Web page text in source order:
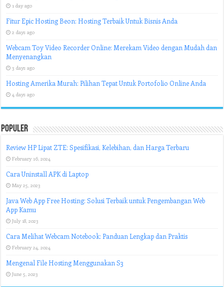
1 day ago
Fitur Epic Hosting Beon: Hosting Terbaik Untuk Bisnis Anda
2 days ago
Webcam Toy Video Recorder Online: Merekam Video dengan Mudah dan
Menyenangkan
3 days ago
Hosting Amerika Murah: Pilihan Tepat Untuk Portofolio Online Anda
4 days ago
Populer
Review HP Lipat ZTE: Spesifikasi, Kelebihan, dan Harga Terbaru
February 16, 2024
Cara Uninstall APK di Laptop
May 25, 2023
Java Web App Free Hosting: Solusi Terbaik untuk Pengembangan Web
App Kamu
July 18, 2023
Cara Melihat Webcam Notebook: Panduan Lengkap dan Praktis
February 24, 2024
Mengenal File Hosting Menggunakan S3
June 5, 2023